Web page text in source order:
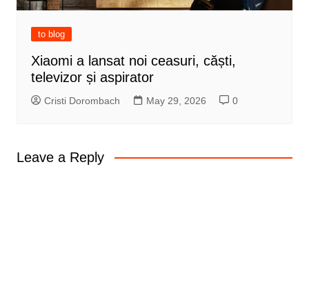
to blog
Xiaomi a lansat noi ceasuri, căști,
televizor și aspirator
Cristi Dorombach May 29, 2026 0
Leave a Reply